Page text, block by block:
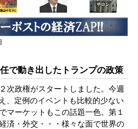
で動き出したトランプの政策
次政権がスタートしました。今週
、定例のイベントも比較的少ない
マーケットもこの話題一色。第１
済・外交・・・様々な面で世界の